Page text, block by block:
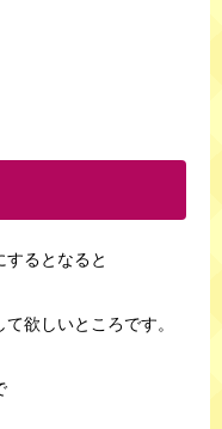
るとなると
欲しいところです。